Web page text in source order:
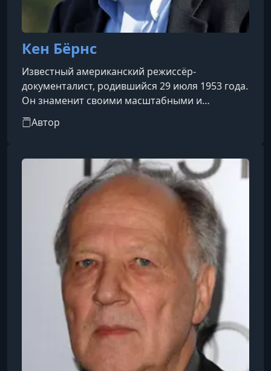
Кен Бёрнс
Известный американский режиссёр-
документалист, родившийся 29 июля 1953 года.
Он знаменит своими масштабными и
глубокими документальными сериалами,
которые исследуют важные исторические
отличаются особым стилем повествования:
использование архивных фотографий,
интервью с экспертами и очевидцами, озвучка
текстов письмами и документами, а также
внимание к деталям и драматический монтаж.
Автор